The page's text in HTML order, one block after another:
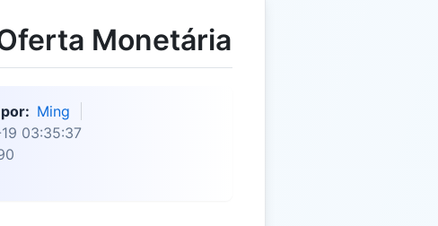
Monetária
Ming
03:35:37